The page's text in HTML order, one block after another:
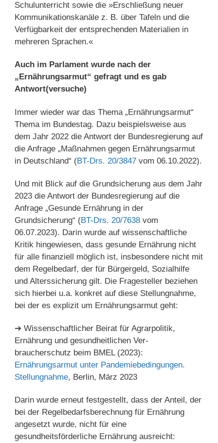
Schulunterricht sowie die »Erschließung neuer
Kommunikationskanäle z. B. über Tafeln und die
Verfügbarkeit der entsprechenden Materialien in
mehreren Sprachen.«
Auch im Parlament wurde nach der
„Ernährungsarmut“ gefragt und es gab
Antwort(versuche)
Immer wieder war das Thema „Ernährungsarmut“
Thema im Bundestag. Dazu beispielsweise aus
dem Jahr 2022 die Antwort der Bundesregierung auf
die Anfrage „Maßnahmen gegen Ernährungsarmut
in Deutschland“ (BT-Drs. 20/3847 vom 06.10.2022).
Und mit Blick auf die Grundsicherung aus dem Jahr
2023 die Antwort der Bundesregierung auf die
Anfrage „Gesunde Ernährung in der
Grundsicherung“ (BT-Drs. 20/7638 vom
06.07.2023). Darin wurde auf wissenschaftliche
Kritik hingewiesen, dass gesunde Ernährung nicht
für alle finanziell möglich ist, insbesondere nicht mit
dem Regelbedarf, der für Bürgergeld, Sozialhilfe
und Alterssicherung gilt. Die Fragesteller beziehen
sich hierbei u.a. konkret auf diese Stellungnahme,
bei der es explizit um Ernährungsarmut geht:
➔ Wissenschaftlicher Beirat für Agrarpolitik,
Ernährung und gesundheitlichen Ver-
braucherschutz beim BMEL (2023):
Ernährungsarmut unter Pandemiebedingungen.
Stellungnahme, Berlin, März 2023
Darin wurde erneut festgestellt, dass der Anteil, der
bei der Regelbedarfsberechnung für Ernährung
angesetzt wurde, nicht für eine
gesundheitsförderliche Ernährung ausreicht: